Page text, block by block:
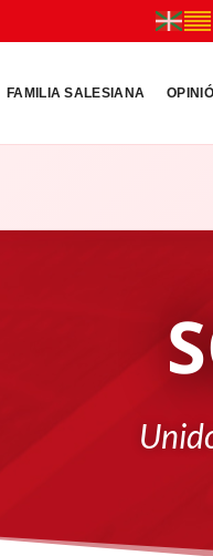
FAMILIA SALESIANA